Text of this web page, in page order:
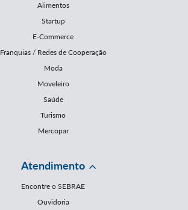
Alimentos
Startup
E-Commerce
Franquias / Redes de Cooperação
Moda
Moveleiro
Saúde
Turismo
Mercopar
Atendimento
Encontre o SEBRAE
Ouvidoria